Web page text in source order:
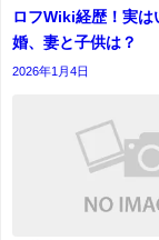
ロフWiki経歴！実は
婚、妻と子供は？
2026年1月4日